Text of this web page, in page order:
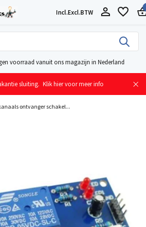
Incl.Excl.BTW
voorraad vanuit ons magazijn in Nederland
sluiting. Klik hier voor meer info
ontvanger schakel...